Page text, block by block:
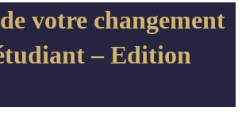
votre changement
– Edition